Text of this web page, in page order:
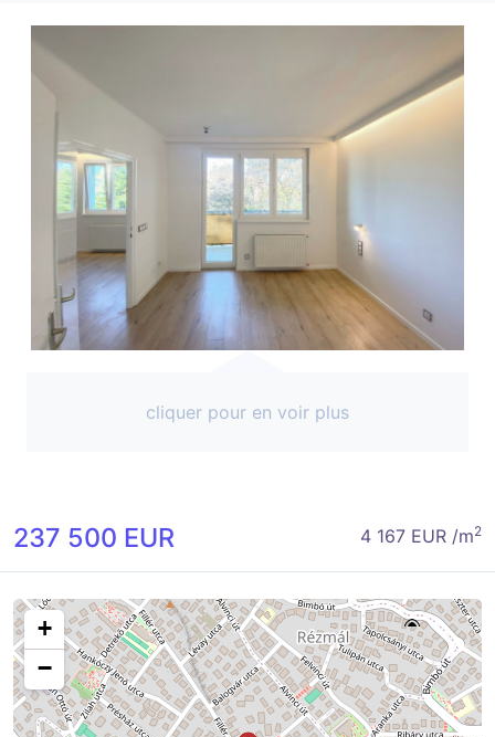
cliquer pour en voir plus
237 500 EUR 4 167 EUR /m2
+
−